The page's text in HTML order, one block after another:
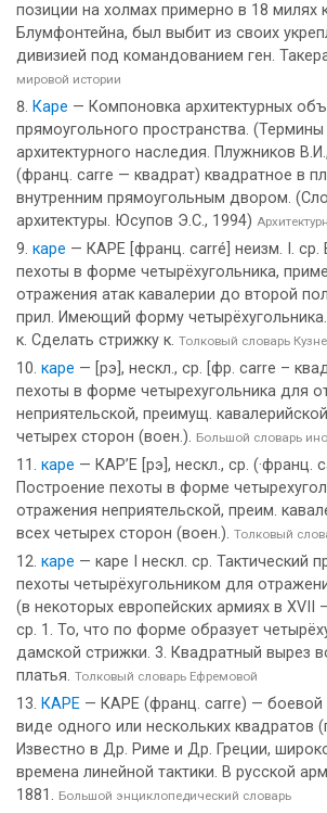
позиции на холмах примерно в 18 милях
Блумфонтейна, был выбит из своих
дивизией под командованием ген.
мировой истории
Каре — Компоновка архитектурных
прямоугольного пространства.
архитектурного наследия. Плужников
(франц. carre — квадрат) квадратное в
внутренним прямоугольным двором.
архитектуры. Юсупов Э.С., 1994)
каре — КАРЕ [франц. carré] неизм. I. ср.
пехоты в форме четырёхугольника,
отражения атак кавалерии до второй
прил. Имеющий форму
к. Сделать стрижку к. Толковый словарь
каре — [рэ], нескл., ср. [фр. carre –
пехоты в форме четырехугольника для
неприятельской, преимущ.
четырех сторон (воен.). Большой словарь
каре — КАР’Е [рэ], нескл., ср. (·франц.
Построение пехоты в форме
отражения неприятельской, преим.
всех четырех сторон (воен.). Толковый
каре — каре I нескл. ср. Тактический
пехоты четырёхугольником для
(в некоторых европейских армиях в XVII
ср. 1. То, что по форме образует
дамской стрижки. 3. Квадратный вырез
платья. Толковый словарь Ефремовой
КАРЕ — КАРЕ (франц. carre) — боевой
виде одного или нескольких квадратов
Известно в Др. Риме и Др. Греции,
времена линейной тактики. В русской
1881. Большой энциклопедический словарь